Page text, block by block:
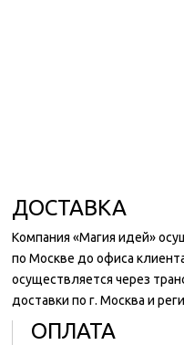
ДОСТАВКА
Компания «Магия идей»
по Москве до офиса
осуществляется через
доставки по г. Москва и
ОПЛАТА